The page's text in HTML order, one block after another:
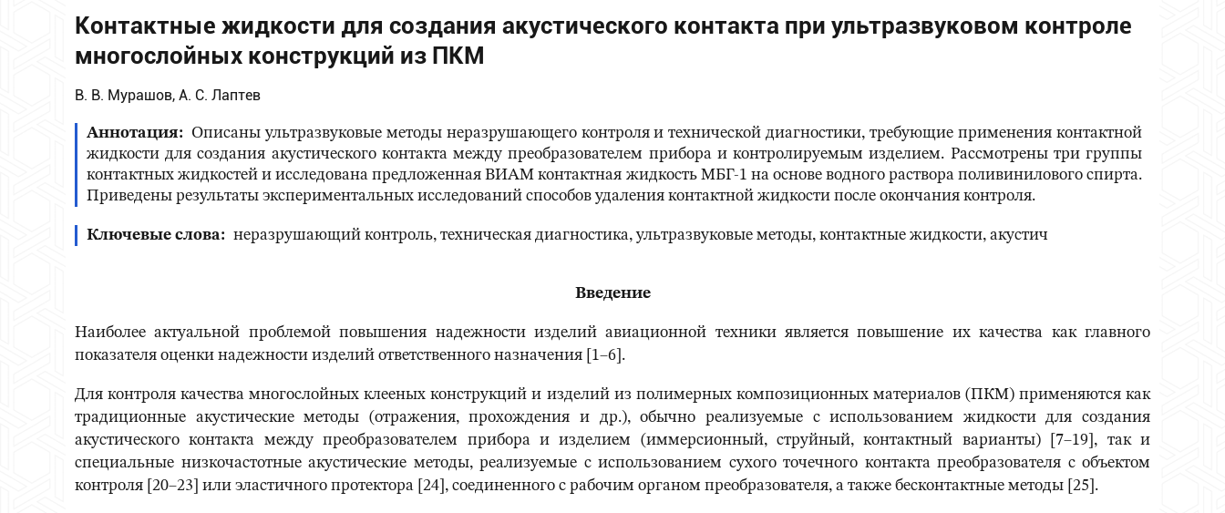
Контактные жидкости для создания акустического контакта при ультразвуковом контроле
многослойных конструкций из ПКМ
В. В. Мурашов, А. С. Лаптев
Аннотация
Описаны ультразвуковые методы неразрушающего контроля и технической диагностики, требующие применения контактной
жидкости для создания акустического контакта между преобразователем прибора и контролируемым изделием. Рассмотрены три группы
контактных жидкостей и исследована предложенная ВИАМ контактная жидкость МБГ-1 на основе водного раствора поливинилового спирта.
Приведены результаты экспериментальных исследований способов удаления контактной жидкости после окончания контроля.
Ключевые слова неразрушающий контроль, техническая диагностика, ультразвуковые методы, контактные жидкости, акустич
Введение
Наиболее актуальной проблемой повышения надежности изделий авиационной техники является повышение их качества как главного
показателя оценки надежности изделий ответственного назначения [1–6].
Для контроля качества многослойных клееных конструкций и изделий из полимерных композиционных материалов (ПКМ) применяются как
традиционные акустические методы (отражения, прохождения и др.), обычно реализуемые с использованием жидкости для создания
акустического контакта между преобразователем прибора и изделием (иммерсионный, струйный, контактный варианты) [7–19], так и
специальные низкочастотные акустические методы, реализуемые с использованием сухого точечного контакта преобразователя с объектом
контроля [20–23] или эластичного протектора [24], соединенного с рабочим органом преобразователя, а также бесконтактные методы [25].